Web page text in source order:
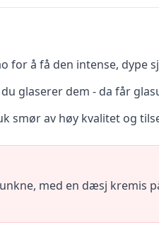
for å få den intense, dype
glaserer dem - da får
smør av høy kvalitet og
med en dæsj